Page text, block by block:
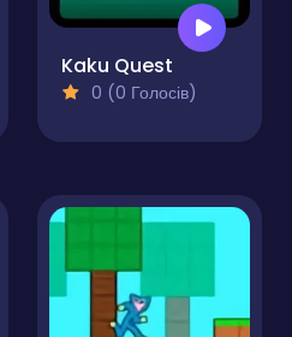
Kaku Quest
0 (0 Голосів)